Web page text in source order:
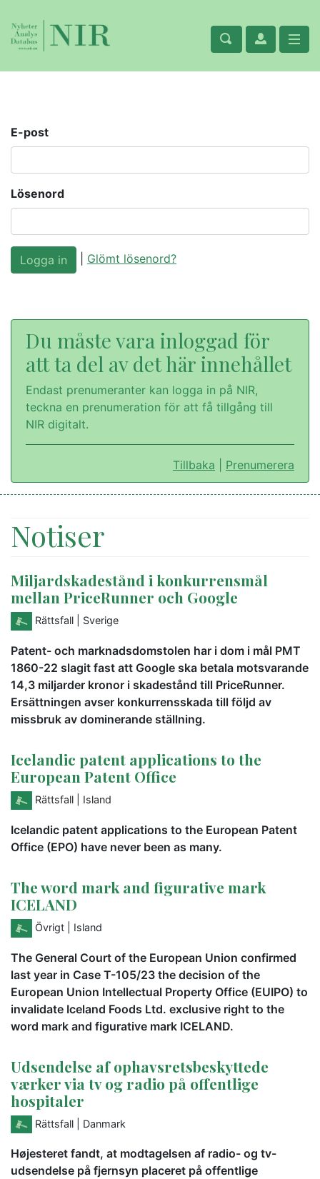
E-post
Lösenord
Glömt lösenord?
Du måste vara inloggad för
att ta del av det här innehållet
Endast prenumeranter kan logga in på NIR,
teckna en prenumeration för att få tillgång till
NIR digitalt.
Tillbaka Prenumerera
Notiser
Miljardskadestånd i konkurrensmål
mellan PriceRunner och Google
Rättsfall | Sverige
Patent- och marknadsdomstolen har i dom i mål PMT
1860-22 slagit fast att Google ska betala motsvarande
14,3 miljarder kronor i skadestånd till PriceRunner.
Ersättningen avser konkurrensskada till följd av
missbruk av dominerande ställning.
Icelandic patent applications to the
European Patent Office
Rättsfall | Island
Icelandic patent applications to the European Patent
Office (EPO) have never been as many.
The word mark and figurative mark
ICELAND
Övrigt | Island
The General Court of the European Union confirmed
last year in Case T-105/23 the decision of the
European Union Intellectual Property Office (EUIPO) to
invalidate Iceland Foods Ltd. exclusive right to the
word mark and figurative mark ICELAND.
Udsendelse af ophavsretsbeskyttede
værker via tv og radio på offentlige
hospitaler
Rättsfall | Danmark
Højesteret fandt, at modtagelsen af radio- og tv-
udsendelse på fjernsyn placeret på offentlige